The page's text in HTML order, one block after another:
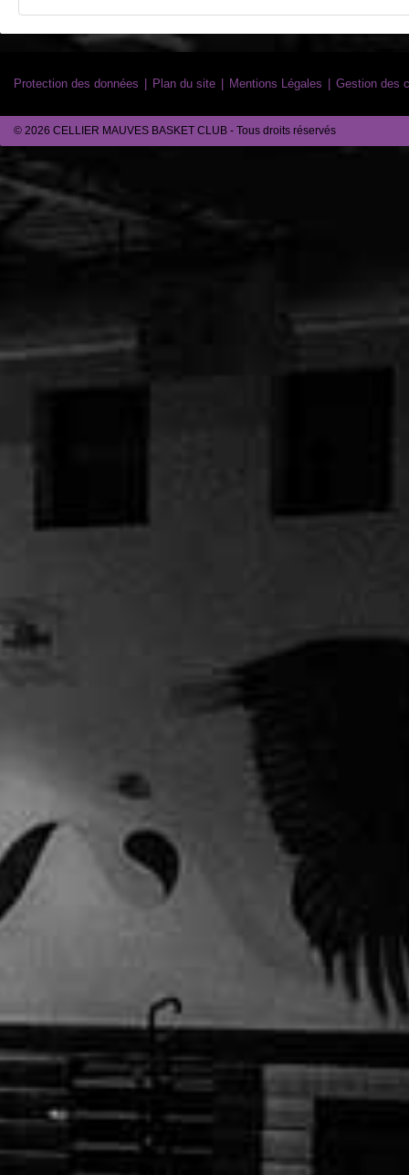
Protection des données Plan du site Mentions Légales Gestion des
© 2026 CELLIER MAUVES BASKET CLUB - Tous droits réservés